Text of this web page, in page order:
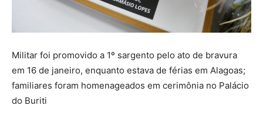
Militar foi promovido a 1º sargento pelo ato de bravura
em 16 de janeiro, enquanto estava de férias em Alagoas;
familiares foram homenageados em cerimônia no Palácio
do Buriti